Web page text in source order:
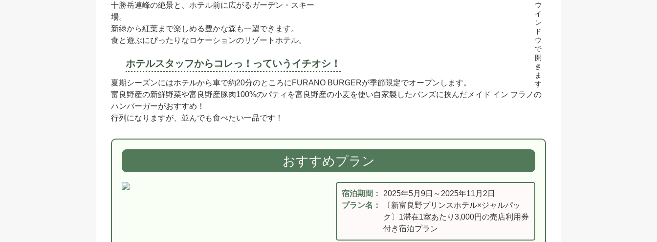
十勝岳連峰の絶景と、ホテル前に広がるガーデン・スキー
場。
新緑から紅葉まで楽しめる豊かな森も一望できます。
食と遊ぶにぴったりなロケーションのリゾートホテル。
ホテルスタッフからコレっ！ っていうイチオシ！
夏期シーズンにはホテルから車で約20分のところにFURANO BURGERが季節限定でオープンします。
富良野産の新鮮野菜や富良野産豚肉100%のパティを富良野産の小麦を使い自家製したバンズに挟んだメイド イン フラノの
ハンバーガーがおすすめ！
行列になりますが、並んでも食べたい一品です！
おすすめプラン
宿泊期間：
2025年5月9日～2025年11月2日
プラン名：
〔新富良野プリンスホテル×ジャルパッ
ク〕1滞在1室あたり3,000円の売店利用券
付き宿泊プラン